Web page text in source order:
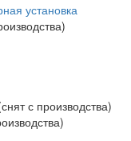
установка
с производства)